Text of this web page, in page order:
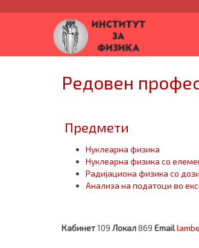
Редовен
Предмети
Нуклеарна физика
Нуклеарна физика со
Радијациона физика со
Анализа на податоци во
Кабинет109 Локал869 Email